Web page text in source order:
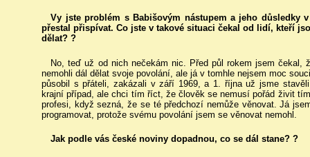
Vy jste problém s Babišovým nástupem a jeho důsledky
přestal přispívat. Co jste v takové situaci čekal od lidí, kteří
dělat? ?
No, teď už od nich nečekám nic. Před půl rokem jsem čekal,
nemohli dál dělat svoje povolání, ale já v tomhle nejsem moc
působil s přáteli, zakázali v září 1969, a 1. října už jsme
krajní případ, ale chci tím říct, že člověk se nemusí pořád živit
profesi, když sezná, že se té předchozí nemůže věnovat. Já
programovat, protože svému povolání jsem se věnovat nemohl.
Jak podle vás české noviny dopadnou, co se dál stane? ?